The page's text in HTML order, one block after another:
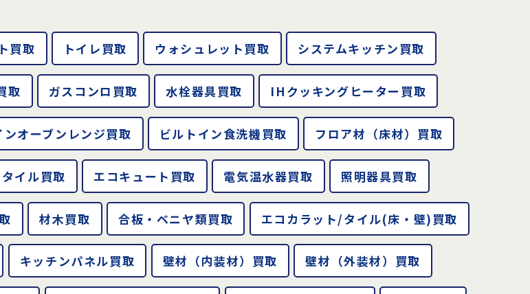
買取 トイレ買取 ウォシュレット買取 システムキッチン買取
取 ガスコンロ買取 水栓器具買取 IHクッキングヒーター買取
ンオーブンレンジ買取 ビルトイン食洗機買取 フロア材（床材）買取
イル買取 エコキュート買取 電気温水器買取 照明器具買取
材木買取 合板・ベニヤ類買取 エコカラット/タイル(床・壁)買取
キッチンパネル買取 壁材（内装材）買取 壁材（外装材）買取